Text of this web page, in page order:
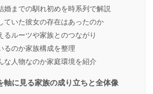
婚までの馴れ初めを時系列で解説
ていた彼女の存在はあったのか
るルーツや家族とのつながり
るのか家族構成を整理
な人物なのか家庭環境を紹介
軸に見る家族の成り立ちと全体像